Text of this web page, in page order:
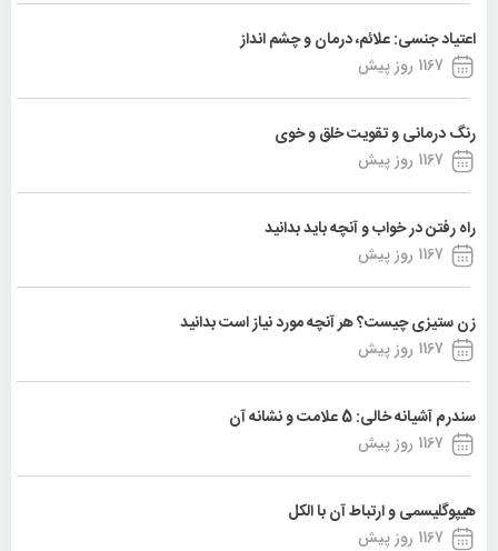
اعتیاد جنسی: علائم، درمان و چشم انداز
1167 روز پیش
رنگ درمانی و تقویت خلق و خوی
1167 روز پیش
راه رفتن در خواب و آنچه باید بدانید
1167 روز پیش
زن ستیزی چیست؟ هر آنچه مورد نیاز است بدانید
1167 روز پیش
سندرم آشیانه خالی: 5 علامت و نشانه آن
1167 روز پیش
هیپوگلیسمی و ارتباط آن با الکل
1167 روز پیش